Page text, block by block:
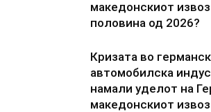
македонскиот
половина од 2026?
Кризата во
автомобилска
намали уделот на
македонскиот